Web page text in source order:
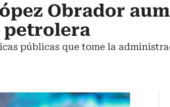
Obrador
petrolera
públicas que tome la